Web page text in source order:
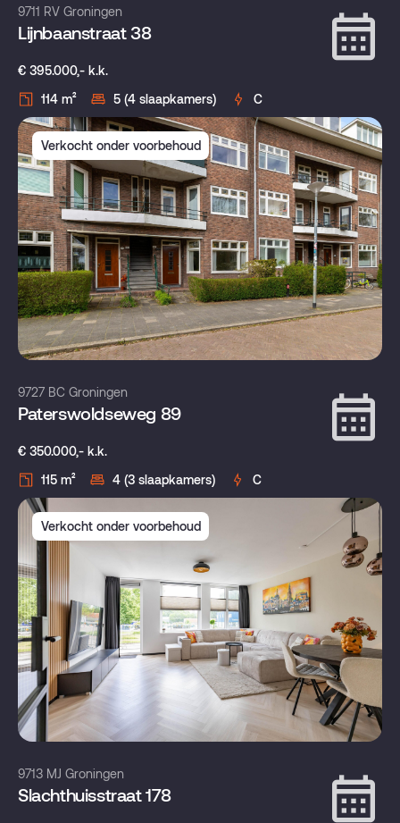
9711 RV Groningen
Lijnbaanstraat 38
€ 395.000,- k.k.
114 m²
5 (4 slaapkamers) C
Verkocht onder voorbehoud
9727 BC Groningen
Paterswoldseweg 89
€ 350.000,- k.k.
115 m²
4 (3 slaapkamers) C
Verkocht onder voorbehoud
9713 MJ Groningen
Slachthuisstraat 178